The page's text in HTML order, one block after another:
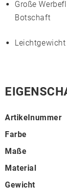
Große
Botschaft
Artikelnummer
Farbe
Maße
Material
Gewicht